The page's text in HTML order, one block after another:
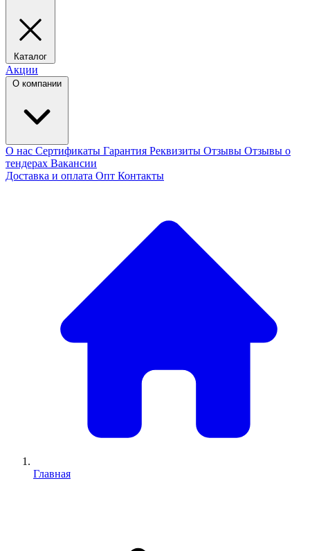
Каталог
Акции
О компании
О нас Сертификаты Гарантия Реквизиты Отзывы Отзывы о
тендерах Вакансии
Доставка и оплата Опт Контакты
Главная